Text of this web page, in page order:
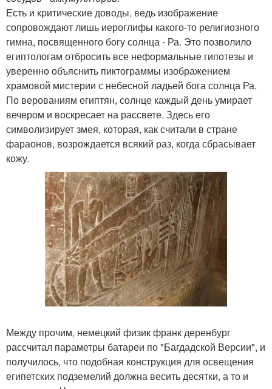
Есть и критические доводы, ведь изображение
сопровождают лишь иероглифы какого-то религиозного
гимна, посвященного богу солнца - Ра. Это позволило
египтологам отбросить все неформальные гипотезы и
уверенно объяснить пиктограммы изображением
храмовой мистерии с небесной ладьей бога солнца Ра.
По верованиям египтян, солнце каждый день умирает
вечером и воскресает на рассвете. Здесь его
символизирует змея, которая, как считали в стране
фараонов, возрождается всякий раз, когда сбрасывает
кожу.
Между прочим, немецкий физик франк деренбург
рассчитал параметры батареи по "Багдадской Версии", и
получилось, что подобная конструкция для освещения
египетских подземелий должна весить десятки, а то и